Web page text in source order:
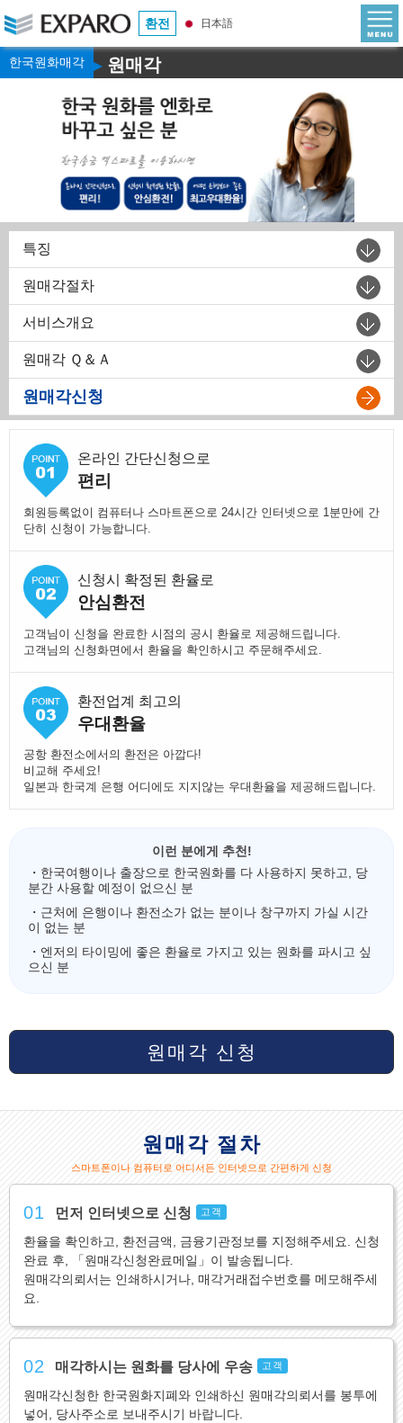
환전 日本語
한국원화매각 ▶원매각
특징
원매각절차
서비스개요
원매각 Ｑ＆Ａ
원매각신청
온라인 간단신청으로
편리
회원등록없이 컴퓨터나 스마트폰으로 24시간 인터넷으로 1분만에 간
단히 신청이 가능합니다.
신청시 확정된 환율로
안심환전
고객님이 신청을 완료한 시점의 공시 환율로 제공해드립니다.
고객님의 신청화면에서 환율을 확인하시고 주문해주세요.
환전업계 최고의
우대환율
공항 환전소에서의 환전은 아깝다!
비교해 주세요!
일본과 한국계 은행 어디에도 지지않는 우대환율을 제공해드립니다.
이런 분에게 추천!
・한국여행이나 출장으로 한국원화를 다 사용하지 못하고, 당
분간 사용할 예정이 없으신 분
・근처에 은행이나 환전소가 없는 분이나 창구까지 가실 시간
이 없는 분
・엔저의 타이밍에 좋은 환율로 가지고 있는 원화를 파시고 싶
으신 분
원매각 신청
원매각 절차
스마트폰이나 컴퓨터로 어디서든 인터넷으로 간편하게 신청
01 먼저 인터넷으로 신청 고객
환율을 확인하고, 환전금액, 금융기관정보를 지정해주세요. 신청
완료 후, 「원매각신청완료메일」이 발송됩니다.
원매각의뢰서는 인쇄하시거나, 매각거래접수번호를 메모해주세
요.
02 매각하시는 원화를 당사에 우송 고객
원매각신청한 한국원화지폐와 인쇄하신 원매각의뢰서를 봉투에
넣어, 당사주소로 보내주시기 바랍니다.